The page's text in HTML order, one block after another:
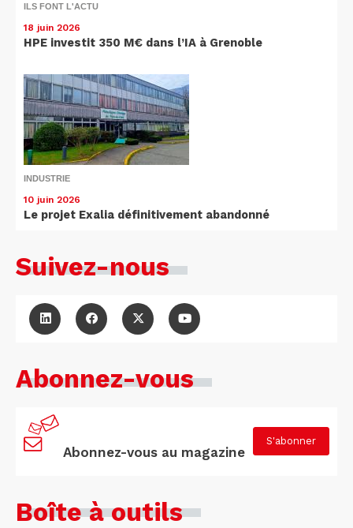
ILS FONT L'ACTU
18 juin 2026
HPE investit 350 M€ dans l’IA à Grenoble
INDUSTRIE
10 juin 2026
Le projet Exalia définitivement abandonné
Suivez-nous
Abonnez-vous
Abonnez-vous au magazine
S'abonner
Boîte à outils